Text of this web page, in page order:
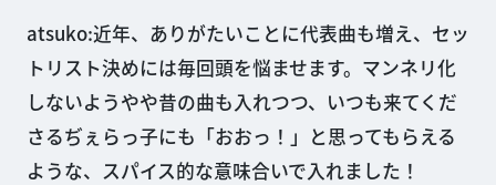
atsuko:近年、ありがたいことに代表曲も増え、セッ
トリスト決めには毎回頭を悩ませます。マンネリ化
しないようやや昔の曲も入れつつ、いつも来てくだ
さるぢぇらっ子にも「おおっ！」と思ってもらえる
ような、スパイス的な意味合いで入れました！